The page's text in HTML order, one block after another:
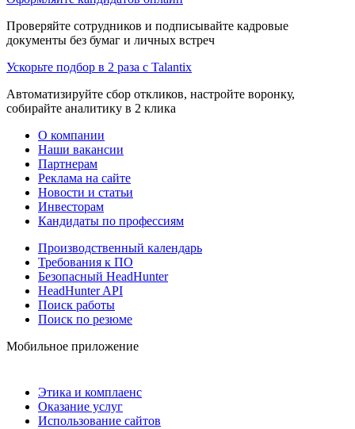
Проверяйте сотрудников и подписывайте кадровые
документы без бумаг и личных встреч
Ускорьте подбор в 2 раза с Talantix
Автоматизируйте сбор откликов, настройте воронку,
собирайте аналитику в 2 клика
О компании
Наши вакансии
Партнерам
Реклама на сайте
Новости и статьи
Инвесторам
Кандидаты по профессиям
Производственный календарь
Требования к ПО
Безопасный HeadHunter
HeadHunter API
Поиск работы
Поиск по резюме
Мобильное приложение
Этика и комплаенс
Оказание услуг
Использование сайтов